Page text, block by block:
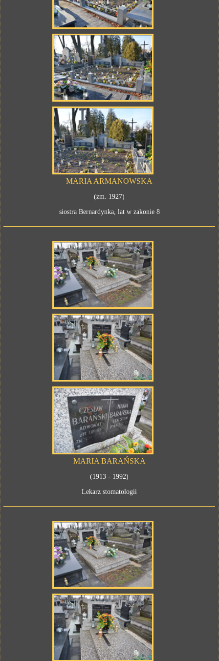
MARIA ARMANOWSKA
(zm. 1927)
siostra Bernardynka, lat w zakonie 8
MARIA BARAŃSKA
(1913 - 1992)
Lekarz stomatologii